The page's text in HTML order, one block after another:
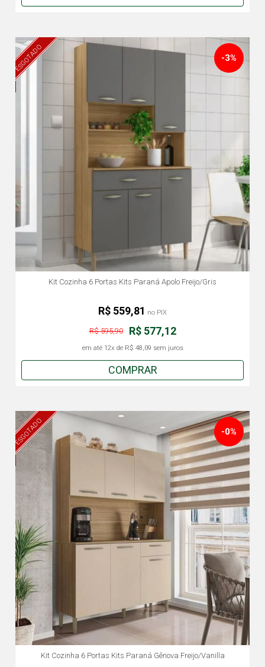
ESGOTADO
Kit Cozinha 6 Portas Kits Paraná Apolo Freijo/Gris
-3%
R$ 577,12
R$ 595,90
em até 12x de R$ 48,09 sem juros
R$ 559,81 no PIX
COMPRAR
ESGOTADO
Kit Cozinha 6 Portas Kits Paraná Gênova Freijo/Vanilla
-0%